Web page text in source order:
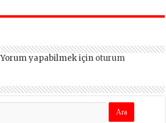
heyelan sonrası
Yorum yapabilmek için oturum